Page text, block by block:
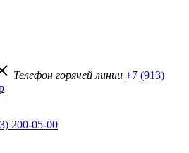
Телефон горячей линии +7 (913)
200-05-00